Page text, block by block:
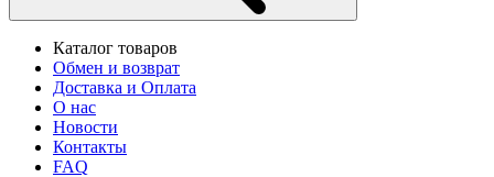
Каталог товаров
Обмен и возврат
Доставка и Оплата
О нас
Новости
Контакты
FAQ